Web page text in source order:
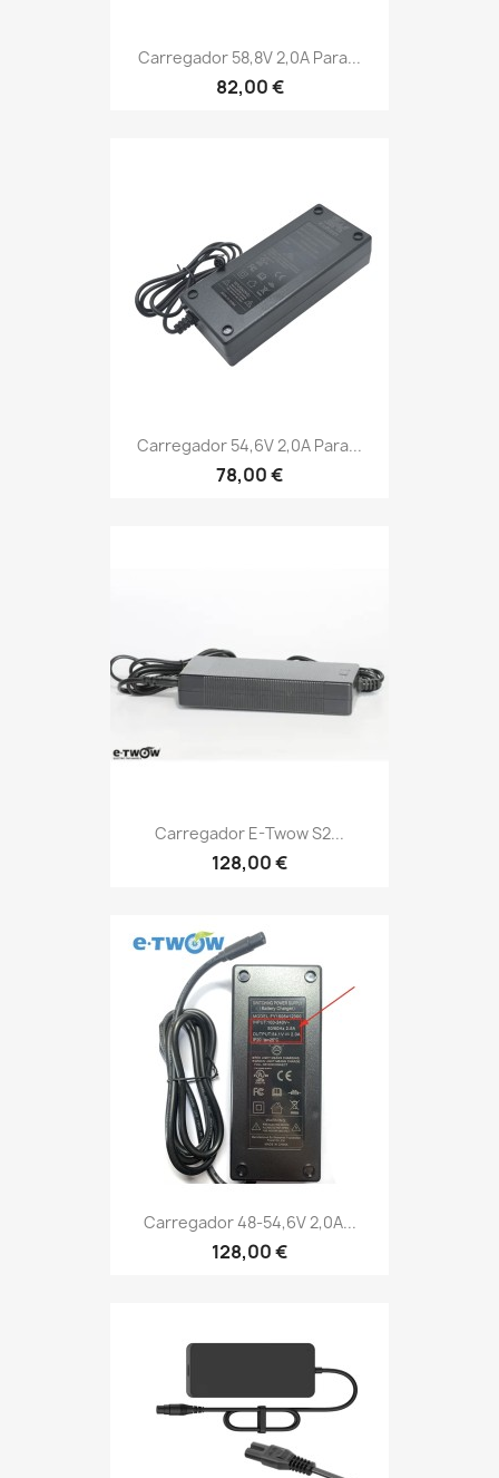
Carregador 58,8V 2,0A Para...
82,00 €
Carregador 54,6V 2,0A Para...
78,00 €
Carregador E-Twow S2...
128,00 €
Carregador 48-54,6V 2,0A...
128,00 €